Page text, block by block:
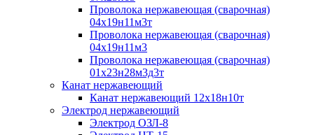
Проволока нержавеющая (сварочная)
04х19н11м3т
Проволока нержавеющая (сварочная)
04х19н11м3
Проволока нержавеющая (сварочная)
01х23н28м3д3т
Канат нержавеющий
Канат нержавеющий 12х18н10т
Электрод нержавеющий
Электрод ОЗЛ-8